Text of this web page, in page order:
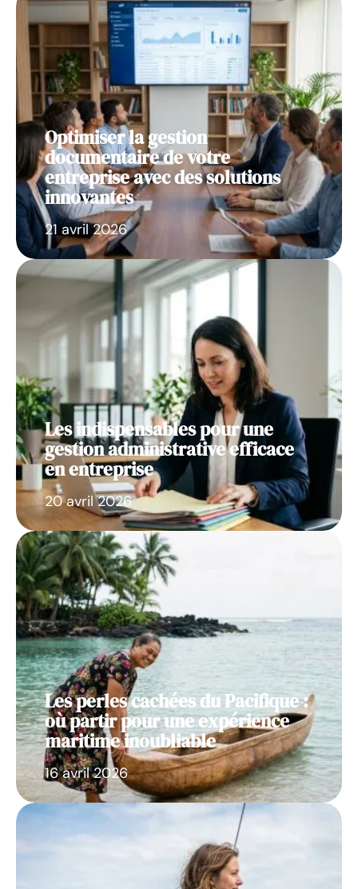
Optimiser la gestion
documentaire de votre
entreprise avec des solutions
innovantes
21 avril 2026
Les indispensables pour une
gestion administrative efficace
en entreprise
20 avril 2026
Les perles cachées du Pacifique :
où partir pour une expérience
maritime inoubliable
16 avril 2026